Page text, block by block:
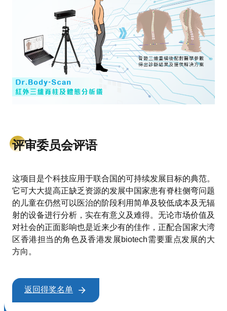
评审委员会评语
这项目是个科技应用于联合国的可持续发展目标的典范。
它可大大提高正缺乏资源的发展中国家患有脊柱侧弯问题
的儿童在仍然可以医治的阶段利用简单及较低成本及无辐
射的设备进行分析，实在有意义及难得。无论市场价值及
对社会的正面影响也是近来少有的佳作，正配合国家大湾
区香港担当的角色及香港发展biotech需要重点发展的大
方向。
返回得奖名单